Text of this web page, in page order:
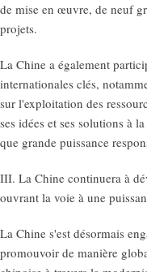
de mise en œuvre, de neuf
projets.
La Chine a également
internationales clés,
sur l'exploitation des
ses idées et ses solutions à
que grande puissance
III. La Chine continuera à
ouvrant la voie à une
La Chine s'est désormais
promouvoir de manière